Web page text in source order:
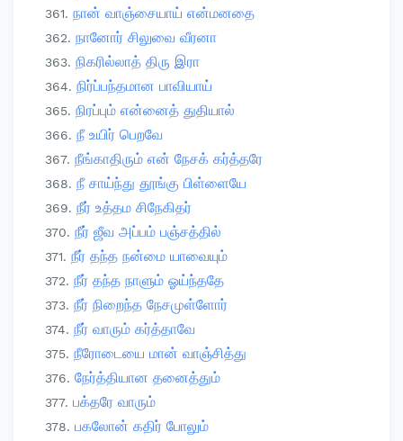
நான் வாஞ்சையாய் என்மனதை
நானோர் சிலுவை வீரனா
நிகரில்லாத் திரு இரா
நிர்ப்பந்தமான பாவியாய்
நிரப்பும் என்னைத் துதியால்
நீ உயிர் பெறவே
நீங்காதிரும் என் நேசக் கர்த்தரே
நீ சாய்ந்து தூங்கு பிள்ளையே
நீர் உத்தம சிநேகிதர்
நீர் ஜீவ அப்பம் பஞ்சத்தில்
நீர் தந்த நன்மை யாவையும்
நீர் தந்த நாளும் ஓய்ந்ததே
நீர் நிறைந்த நேசமுள்ளோர்
நீர் வாரும் கர்த்தாவே
நீரோடையை மான் வாஞ்சித்து
நேர்த்தியான தனைத்தும்
பக்தரே வாரும்
பகலோன் கதிர் போலும்